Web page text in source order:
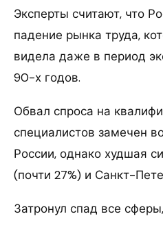
Эксперты считают, что
падение рынка труда,
видела даже в период
90-х годов.
Обвал спроса на
специалистов замечен
России, однако худшая
(почти 27%) и Санкт-
Затронул спад все